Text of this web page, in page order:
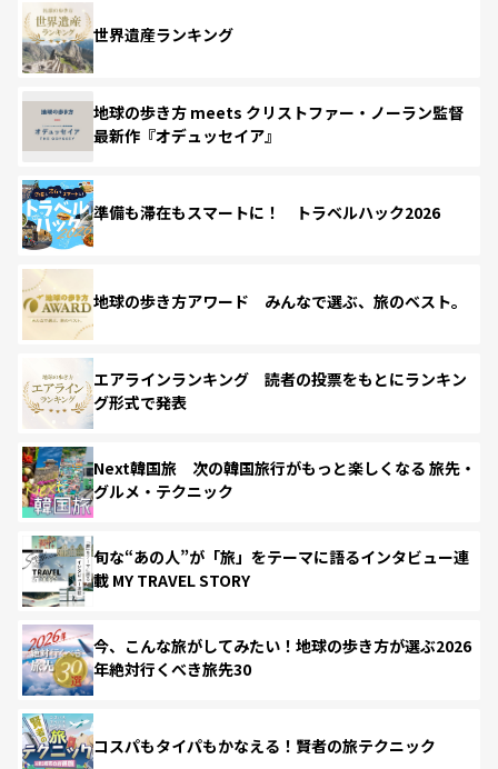
世界遺産ランキング
地球の歩き方 meets クリストファー・ノーラン監督
最新作『オデュッセイア』
準備も滞在もスマートに！ トラベルハック2026
地球の歩き方アワード みんなで選ぶ、旅のベスト。
エアラインランキング 読者の投票をもとにランキン
グ形式で発表
Next韓国旅 次の韓国旅行がもっと楽しくなる 旅先・
グルメ・テクニック
旬な“あの人”が「旅」をテーマに語るインタビュー連
載 MY TRAVEL STORY
今、こんな旅がしてみたい！地球の歩き方が選ぶ2026
年絶対行くべき旅先30
コスパもタイパもかなえる！賢者の旅テクニック